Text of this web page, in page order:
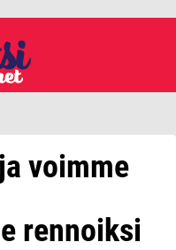
voimme
rennoiksi